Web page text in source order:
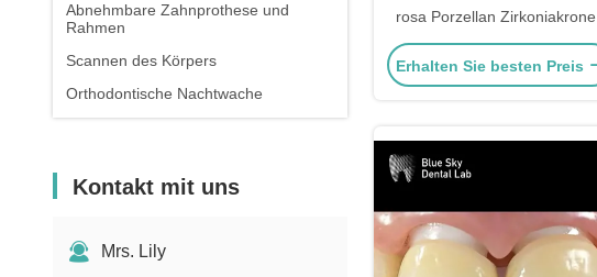
Abnehmbare Zahnprothese und
Rahmen
Scannen des Körpers
Orthodontische Nachtwache
Kontakt mit uns
Mrs. Lily
rosa Porzellan Zirkoniakronen
Zahnkronen für ästhetische
Restaurierungen
Erhalten Sie besten Preis